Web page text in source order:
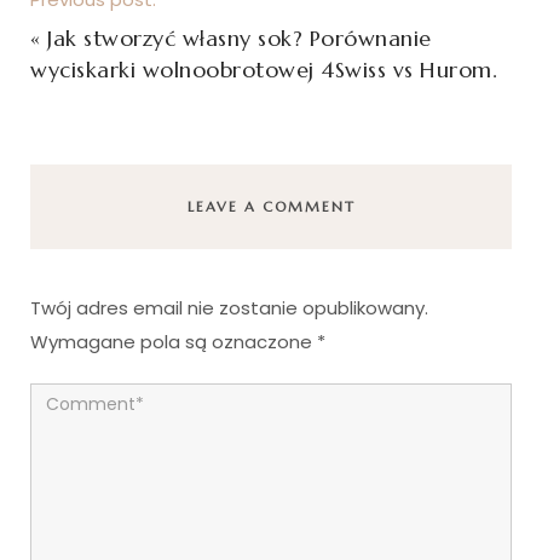
« Jak stworzyć własny sok? Porównanie
wyciskarki wolnoobrotowej 4Swiss vs Hurom.
LEAVE A COMMENT
Twój adres email nie zostanie opublikowany.
Wymagane pola są oznaczone *